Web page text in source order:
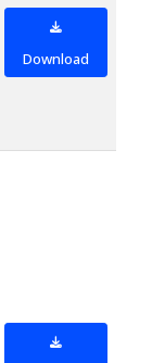
Download